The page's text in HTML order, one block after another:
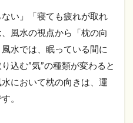
ない」「寝ても疲れが取れ
風水の視点から「枕の向
水では、眠っている間に
込む”気”の種類が変わると
において枕の向きは、運
。